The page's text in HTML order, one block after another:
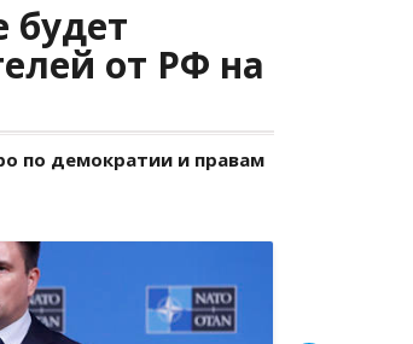
будет
от РФ на
по демократии и правам